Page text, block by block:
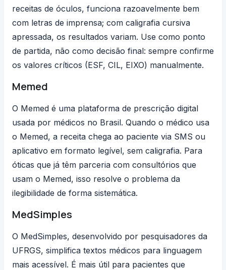
receitas de óculos, funciona razoavelmente bem
com letras de imprensa; com caligrafia cursiva
apressada, os resultados variam. Use como ponto
de partida, não como decisão final: sempre confirme
os valores críticos (ESF, CIL, EIXO) manualmente.
Memed
O Memed é uma plataforma de prescrição digital
usada por médicos no Brasil. Quando o médico usa
o Memed, a receita chega ao paciente via SMS ou
aplicativo em formato legível, sem caligrafia. Para
óticas que já têm parceria com consultórios que
usam o Memed, isso resolve o problema da
ilegibilidade de forma sistemática.
MedSimples
O MedSimples, desenvolvido por pesquisadores da
UFRGS, simplifica textos médicos para linguagem
mais acessível. É mais útil para pacientes que